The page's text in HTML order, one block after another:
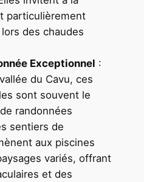
particulièrement
des chaudes
Exceptionnel :
du Cavu, ces
sont souvent le
randonnées
sentiers de
aux piscines
variés, offrant
et des